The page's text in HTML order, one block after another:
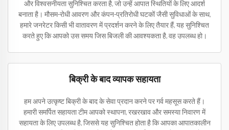
और विश्वसनीयता सुनिश्चित करता है, जो उन्हें आपात स्थितियों के लिए आदर्श
बनाता है। मौसम-रोधी आवरण और कंपन-प्रतिरोधी घटकों जैसी सुविधाओं के साथ,
हमारे जनरेटर किसी भी वातावरण में प्रदर्शन करने के लिए तैयार हैं, यह सुनिश्चित
करते हुए कि आपको उस समय जिस बिजली की आवश्यकता है, वह उपलब्ध हो।
बिक्री के बाद व्यापक सहायता
हम अपने उत्कृष्ट बिक्री के बाद के सेवा प्रदान करने पर गर्व महसूस करते हैं।
हमारी समर्पित सहायता टीम आपको स्थापना, रखरखाव और समस्या निवारण में
सहायता के लिए उपलब्ध है, जिससे यह सुनिश्चित होता है कि आपका आपातकालीन